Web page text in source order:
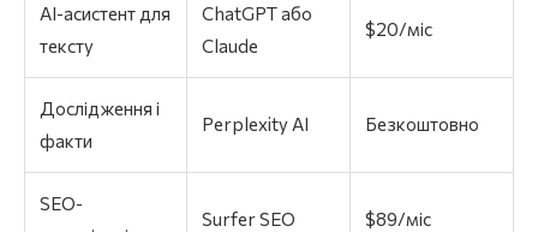
AI-асистент для
тексту
ChatGPT або
Claude
$20/міс
Дослідження і
факти
Perplexity AI Безкоштовно
SEO-
Surfer SEO $89/міс